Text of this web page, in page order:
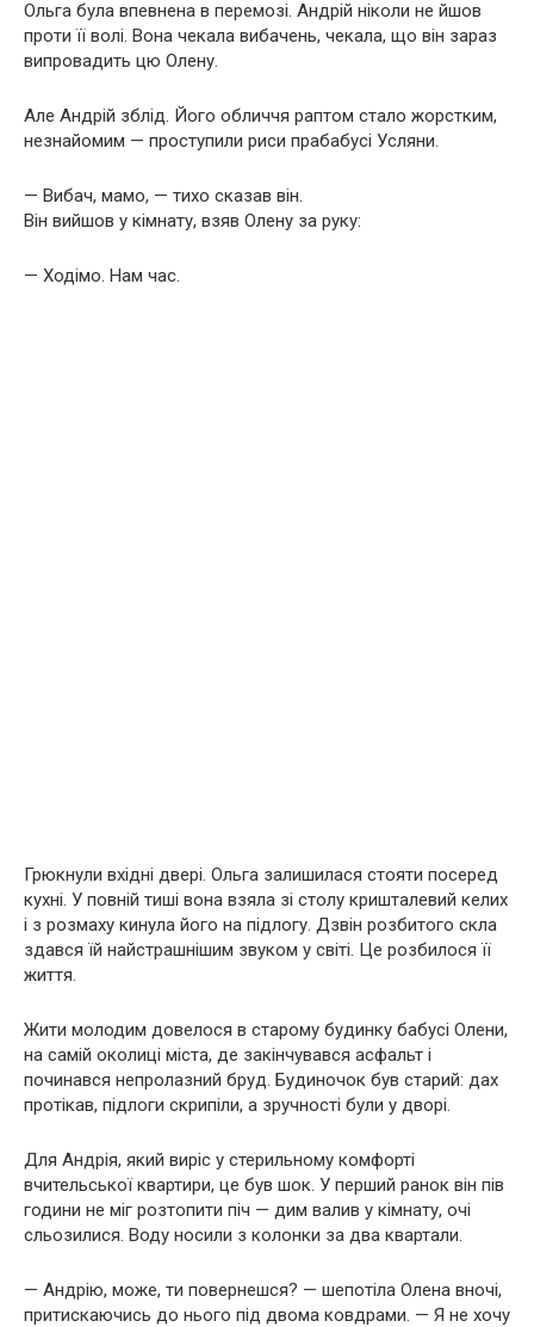
Ольга була впевнена в перемозі. Андрій ніколи не йшов
проти її волі. Вона чекала вибачень, чекала, що він зараз
випровадить цю Олену.
Але Андрій зблід. Його обличчя раптом стало жорстким,
незнайомим — проступили риси прабабусі Усляни.
— Вибач, мамо, — тихо сказав він.
Він вийшов у кімнату, взяв Олену за руку:
— Ходімо. Нам час.
Грюкнули вхідні двері. Ольга залишилася стояти посеред
кухні. У повній тиші вона взяла зі столу кришталевий келих
і з розмаху кинула його на підлогу. Дзвін розбитого скла
здався їй найстрашнішим звуком у світі. Це розбилося її
життя.
Жити молодим довелося в старому будинку бабусі Олени,
на самій околиці міста, де закінчувався асфальт і
починався непролазний бруд. Будиночок був старий: дах
протікав, підлоги скрипіли, а зручності були у дворі.
Для Андрія, який виріс у стерильному комфорті
вчительської квартири, це був шок. У перший ранок він пів
години не міг розтопити піч — дим валив у кімнату, очі
сльозилися. Воду носили з колонки за два квартали.
— Андрію, може, ти повернешся? — шепотіла Олена вночі,
притискаючись до нього під двома ковдрами. — Я не хочу